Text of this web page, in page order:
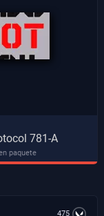
781-A
paquete
475